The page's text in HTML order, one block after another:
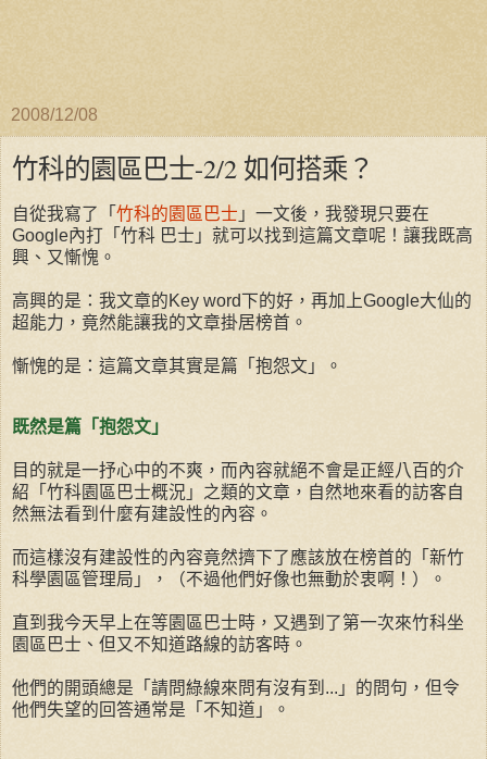
2008/12/08
竹科的園區巴士-2/2 如何搭乘？
自從我寫了「 竹科的園區巴士 」一文後，我發現只要在
Google內打「竹科 巴士」就可以找到這篇文章呢！讓我既高
興、又慚愧。
高興的是：我文章的Key word下的好，再加上Google大仙的
超能力，竟然能讓我的文章掛居榜首。
慚愧的是：這篇文章其實是篇「抱怨文」。
既然是篇「抱怨文」
目的就是一抒心中的不爽，而內容就絕不會是正經八百的介
紹「竹科園區巴士概況」之類的文章，自然地來看的訪客自
然無法看到什麼有建設性的內容。
而這樣沒有建設性的內容竟然擠下了應該放在榜首的「新竹
科學園區管理局」，（不過他們好像也無動於衷啊！）。
直到我今天早上在等園區巴士時，又遇到了第一次來竹科坐
園區巴士、但又不知道路線的訪客時。
他們的開頭總是「請問綠線來問有沒有到...」的問句，但令
他們失望的回答通常是「不知道」。